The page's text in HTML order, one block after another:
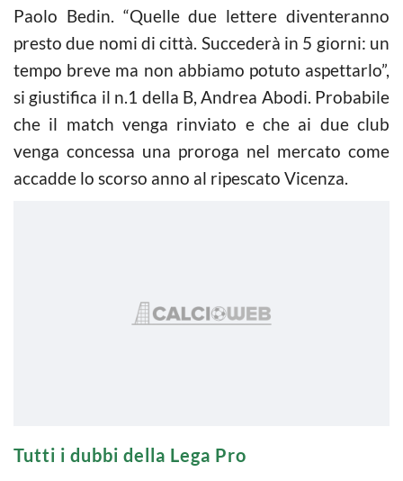
Paolo Bedin. “Quelle due lettere diventeranno
presto due nomi di città. Succederà in 5 giorni: un
tempo breve ma non abbiamo potuto aspettarlo”,
si giustifica il n.1 della B, Andrea Abodi. Probabile
che il match venga rinviato e che ai due club
venga concessa una proroga nel mercato come
accadde lo scorso anno al ripescato Vicenza.
Tutti i dubbi della Lega Pro